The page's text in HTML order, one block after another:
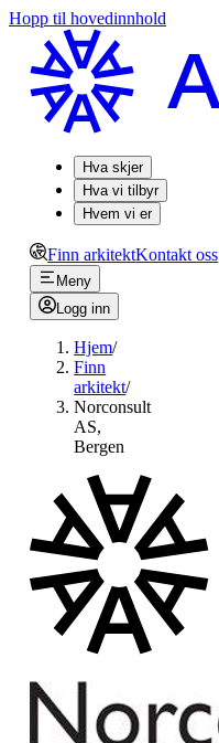
Hopp til hovedinnhold
Hva skjer
Hva vi tilbyr
Hvem vi er
Finn arkitektKontakt oss
Meny
Logg inn
Hjem/
Finn
arkitekt/
Norconsult
AS,
Bergen